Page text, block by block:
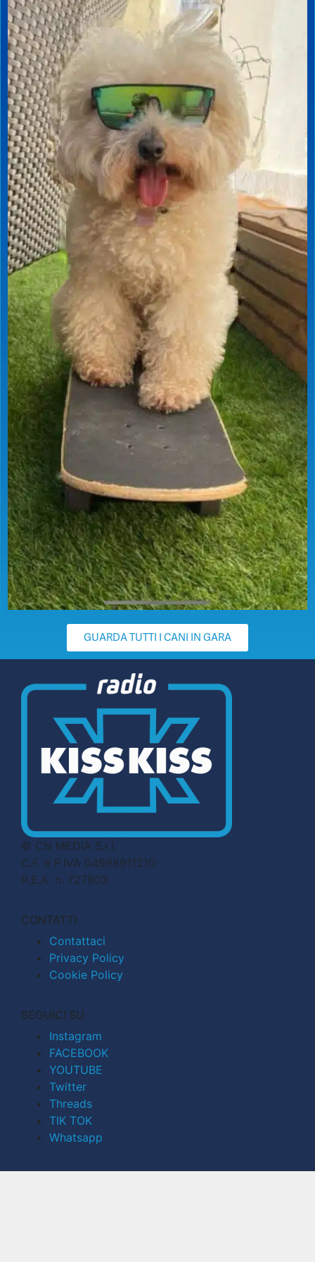
GUARDA TUTTI I CANI IN GARA
© CN MEDIA S.r.l.
C.F. e P.IVA 04998911210
R.E.A. n. 727803
CONTATTI
Contattaci
Privacy Policy
Cookie Policy
SEGUICI SU
Instagram
FACEBOOK
YOUTUBE
Twitter
Threads
TIK TOK
Whatsapp